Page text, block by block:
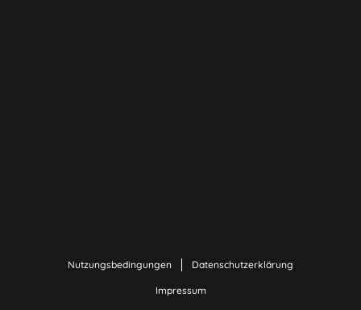
Nutzungsbedingungen Datenschutzerklärung
Impressum